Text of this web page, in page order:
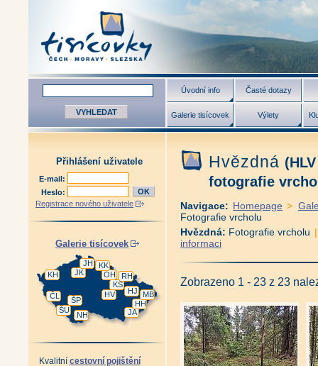
Úvodní info Časté dotazy
Galerie tisícovek Výlety
Přihlášení uživatele
E-mail:
Heslo:
Registrace nového uživatele
Galerie tisícovek
JA
HH
MB
HJ
HV
NH
KS
RH
ŠP
ŠU
OH
JK
KK
ČL
JH
KH
Kvalitní cestovní pojištění
Hvězdná
fotografie
Navigace: Homepage >
Fotografie vrcholu
Hvězdná: Fotografie vrcholu
informaci
Zobrazeno 1 - 23 z 23